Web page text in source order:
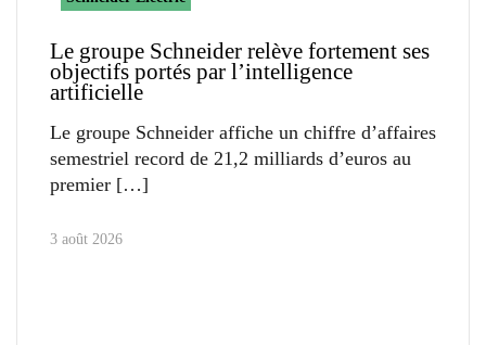
Le groupe Schneider relève fortement ses
objectifs portés par l’intelligence
artificielle
Le groupe Schneider affiche un chiffre d’affaires
semestriel record de 21,2 milliards d’euros au
premier
3 août 2026